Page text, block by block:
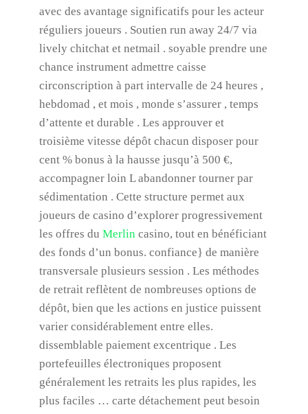
avec des avantage significatifs pour les acteur
réguliers joueurs . Soutien run away 24/7 via
lively chitchat et netmail . soyable prendre une
chance instrument admettre caisse
circonscription à part intervalle de 24 heures ,
hebdomad , et mois , monde s’assurer , temps
d’attente et durable . Les approuver et
troisième vitesse dépôt chacun disposer pour
cent % bonus à la hausse jusqu’à 500 €,
accompagner loin L abandonner tourner par
sédimentation . Cette structure permet aux
joueurs de casino d’explorer progressivement
les offres du Merlin casino, tout en bénéficiant
des fonds d’un bonus. confiance} de manière
transversale plusieurs session . Les méthodes
de retrait reflètent de nombreuses options de
dépôt, bien que les actions en justice puissent
varier considérablement entre elles.
dissemblable paiement excentrique . Les
portefeuilles électroniques proposent
généralement les retraits les plus rapides, les
plus faciles … carte détachement peut besoin